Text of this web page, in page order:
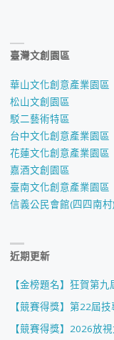
臺灣文創園區
華山文化創意產業園區
松山文創園區
駁二藝術特區
台中文化創意產業園區
花蓮文化創意產業園區
嘉酒文創園區
臺南文化創意產業園區
信義公民會館(四四南村)
近期更新
【金榜題名】狂賀第
【競賽得獎】第22屆
【競賽得獎】2026放